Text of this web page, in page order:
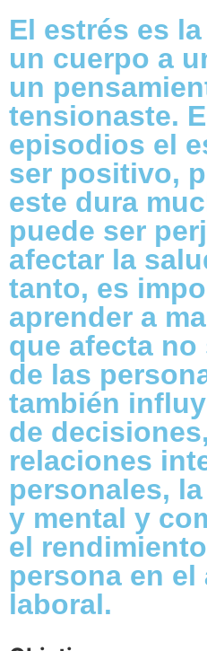
El estrés es
un cuerpo a
un
tensionaste.
episodios el
ser positivo,
este dura
puede ser
afectar la
tanto, es
aprender a
que afecta
de las
también
de
relaciones
personales,
y mental y
el
persona en el
laboral.